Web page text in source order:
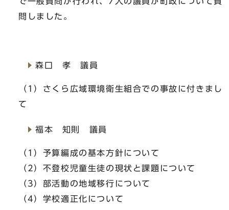
問しました。
森口 孝 議員
（1）さくら広域環境衛生組合での事故に付きまし
て
福本 知則 議員
（1）予算編成の基本方針について
（2）不登校児童生徒の現状と課題について
（3）部活動の地域移行について
（4）学校適正化について